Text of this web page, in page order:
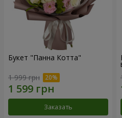
Букет "Панна Котта"
1 999 грн
Заказать